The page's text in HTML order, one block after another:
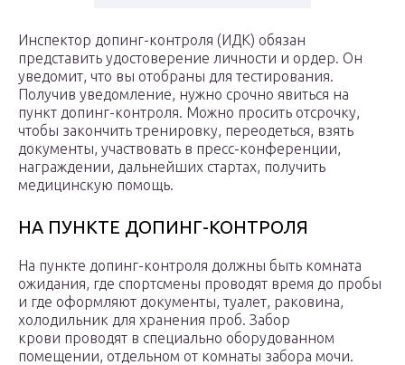
Инспектор допинг-контроля (ИДК) обязан
представить удостоверение личности и ордер. Он
уведомит, что вы отобраны для тестирования.
Получив уведомление, нужно срочно явиться на
пункт допинг-контроля. Можно просить отсрочку,
чтобы закончить тренировку, переодеться, взять
документы, участвовать в пресс-конференции,
награждении, дальнейших стартах, получить
медицинскую помощь.
НА ПУНКТЕ ДОПИНГ-КОНТРОЛЯ
На пункте допинг-контроля должны быть комната
ожидания, где спортсмены проводят время до пробы
и где оформляют документы, туалет, раковина,
холодильник для хранения проб. Забор
крови проводят в специально оборудованном
помещении, отдельном от комнаты забора мочи.